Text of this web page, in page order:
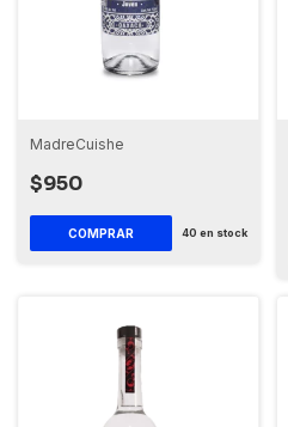
MadreCuishe
$950
COMPRAR 40 en stock